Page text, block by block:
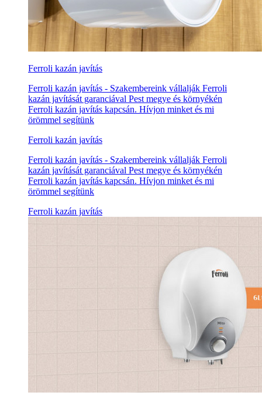
Ferroli kazán javítás
Ferroli kazán javítás - Szakembereink vállalják Ferroli
kazán javítását garanciával Pest megye és környékén
Ferroli kazán javítás kapcsán. Hívjon minket és mi
örömmel segítünk
Ferroli kazán javítás
Ferroli kazán javítás - Szakembereink vállalják Ferroli
kazán javítását garanciával Pest megye és környékén
Ferroli kazán javítás kapcsán. Hívjon minket és mi
örömmel segítünk
Ferroli kazán javítás